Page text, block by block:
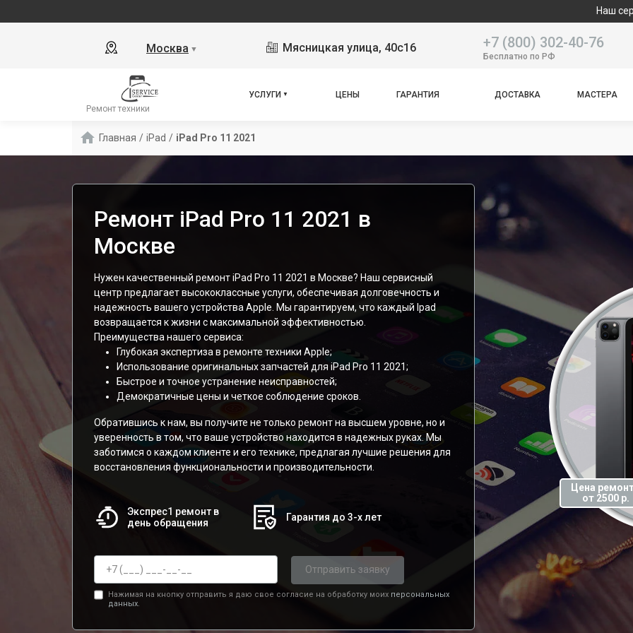
Наш сервисный центр
Москва ▼ Мясницкая улица, 40с16 +7 (800) 302-40-76
Бесплатно по РФ
Ремонт техники
УСЛУГИ ЦЕНЫ ГАРАНТИЯ ДОСТАВКА МАСТЕРА
Главная / iPad / iPad Pro 11 2021
Ремонт iPad Pro 11 2021 в
Москве
Нужен качественный ремонт iPad Pro 11 2021 в Москве? Наш сервисный
центр предлагает высококлассные услуги, обеспечивая долговечность и
надежность вашего устройства Apple. Мы гарантируем, что каждый Ipad
возвращается к жизни с максимальной эффективностью.
Преимущества нашего сервиса:
Глубокая экспертиза в ремонте техники Apple;
Использование оригинальных запчастей для iPad Pro 11 2021;
Быстрое и точное устранение неисправностей;
Демократичные цены и четкое соблюдение сроков.
Обратившись к нам, вы получите не только ремонт на высшем уровне, но и
уверенность в том, что ваше устройство находится в надежных руках. Мы
заботимся о каждом клиенте и его технике, предлагая лучшие решения для
восстановления функциональности и производительности.
Экспрес1 ремонт в
день обращения
Гарантия до 3-х лет
Отправить заявку
Нажимая на кнопку отправить я даю свое согласие на обработку моих персональных
данных.
Цена
от 2500 р.